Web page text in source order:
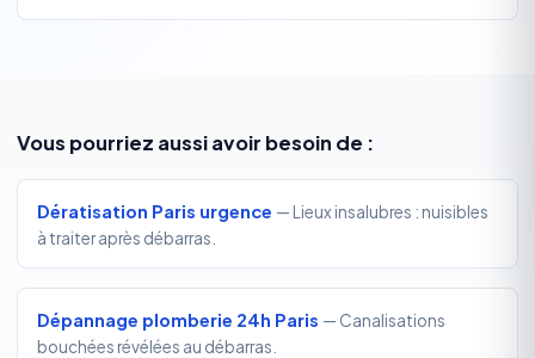
Vous pourriez aussi avoir besoin de :
Dératisation Paris urgence — Lieux insalubres : nuisibles
à traiter après débarras.
Dépannage plomberie 24h Paris — Canalisations
bouchées révélées au débarras.